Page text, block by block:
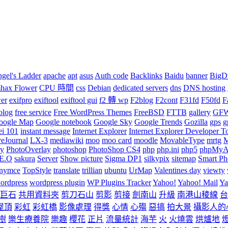
Ladder apache apt asus Auth code Backlinks Baidu banner
Flower CPU 時間 css Debian dedicated servers dns DNS hosting
exifpro exiftool exiftool gui f2 轉 wp F2blog F2cont F31fd F50fd
free service Free WordPress Themes FreeBSD FTTB gallery
Map Google notebook Google Sky Google Trends Gozilla gps
101 instant message Internet Explorer Internet Explorer Developer
LX-3 mediawiki moo moo card moodle MovableType mrtg
PhotoOverlay photoshop PhotoShop CS4 php php.ini php5
sakura Server Show picture Sigma DP1 silkypix sitemap Smart
TopStyle translate trillian ubuntu UrMap Valentines day viewty
wordpress plugin WP Plugins TrackerYahoo! Yahoo! Mail
石 共用資料夾 剪刀石山 剪影 剪接 劍南山 升級 南港山稜線
頂 彩虹 彩虹橋 影像處理 得獎 心情 心殤 惡搞 拍大景 攝影人的
樂生療養院 樂趣 櫻花 正片 流量統計 海芋 火 火燒雲 烘爐地